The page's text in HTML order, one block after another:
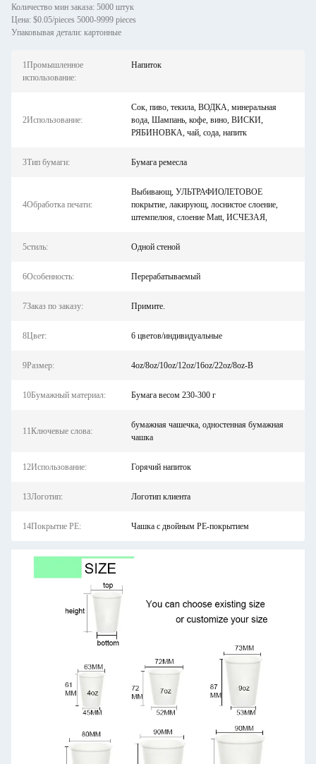
Количество мин заказа: 5000 штук
Цена: $0.05/pieces 5000-9999 pieces
Упаковывая детали: картонные
1Промышленное
использование:
Напиток
2Использование:
Сок, пиво, текила, ВОДКА, минеральная
вода, Шампань, кофе, вино, ВИСКИ,
РЯБИНОВКА, чай, сода, напитк
3Тип бумаги: Бумага ремесла
4Обработка печати:
Выбивающ, УЛЬТРАФИОЛЕТОВОЕ
покрытие, лакирующ, лоснистое слоение,
штемпелюя, слоение Matt, ИСЧЕЗАЯ,
5стиль: Одной стеной
6Особенность: Перерабатываемый
7Заказ по заказу: Примите.
8Цвет: 6 цветов/индивидуальные
9Размер: 4oz/8oz/10oz/12oz/16oz/22oz/8oz-B
10Бумажный материал: Бумага весом 230-300 г
11Ключевые слова:
бумажная чашечка, одностенная бумажная
чашка
12Использование: Горячий напиток
13Логотип: Логотип клиента
14Покрытие PE: Чашка с двойным PE-покрытием